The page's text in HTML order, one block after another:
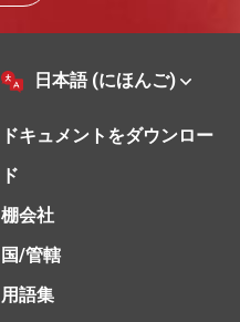
日本語 (にほんご)
ドキュメントをダウンロー
ド
棚会社
国/管轄
用語集